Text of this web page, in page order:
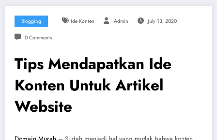
Blogging Ide Konten Admin July 13, 2020
0 Comments
Tips Mendapatkan Ide
Konten Untuk Artikel
Website